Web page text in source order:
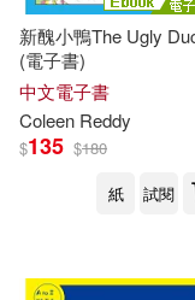
可港澳店取(9)
可新加坡店取(9)
可菲律賓店取
電子書 (可複選)
新醜小鴨The Ugly
(電子書)
中文電子書
Coleen Reddy
$135 $180
紙
試閱